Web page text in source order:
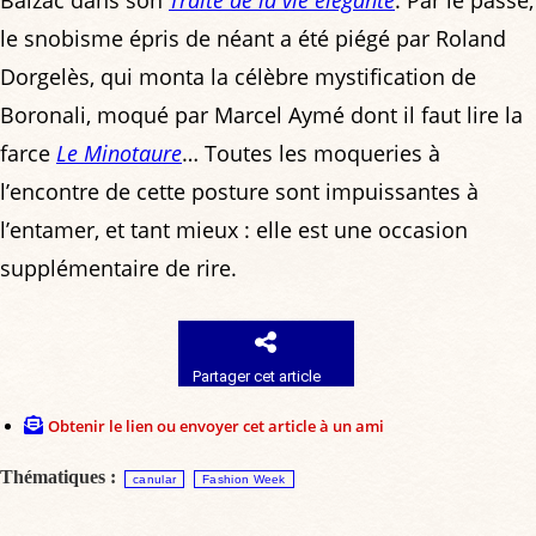
le snobisme épris de néant a été piégé par Roland
Dorgelès, qui monta la célèbre mystification de
Boronali, moqué par Marcel Aymé dont il faut lire la
farce Le Minotaure… Toutes les moqueries à
l’encontre de cette posture sont impuissantes à
l’entamer, et tant mieux : elle est une occasion
supplémentaire de rire.
Partager cet article
Obtenir le lien ou envoyer cet article à un ami
Thématiques : canular Fashion Week